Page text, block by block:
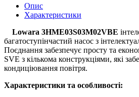
Опис
Характеристики
Lowara 3HME03S03M02VBE
багатоступінчастий насос з
Поєднання забезпечує просту та
SVE ​​з кількома конструкціями, які
кондиціювання повітря.
Характеристики та особливості: